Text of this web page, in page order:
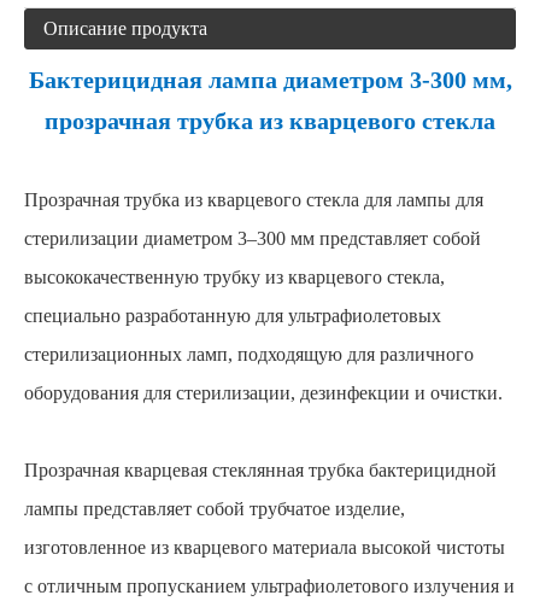
Описание продукта
Бактерицидная лампа диаметром 3-300 мм,
прозрачная трубка из кварцевого стекла
Прозрачная трубка из кварцевого стекла для лампы для
стерилизации диаметром 3–300 мм представляет собой
высококачественную трубку из кварцевого стекла,
специально разработанную для ультрафиолетовых
стерилизационных ламп, подходящую для различного
оборудования для стерилизации, дезинфекции и очистки.
Прозрачная кварцевая стеклянная трубка бактерицидной
лампы представляет собой трубчатое изделие,
изготовленное из кварцевого материала высокой чистоты
с отличным пропусканием ультрафиолетового излучения и